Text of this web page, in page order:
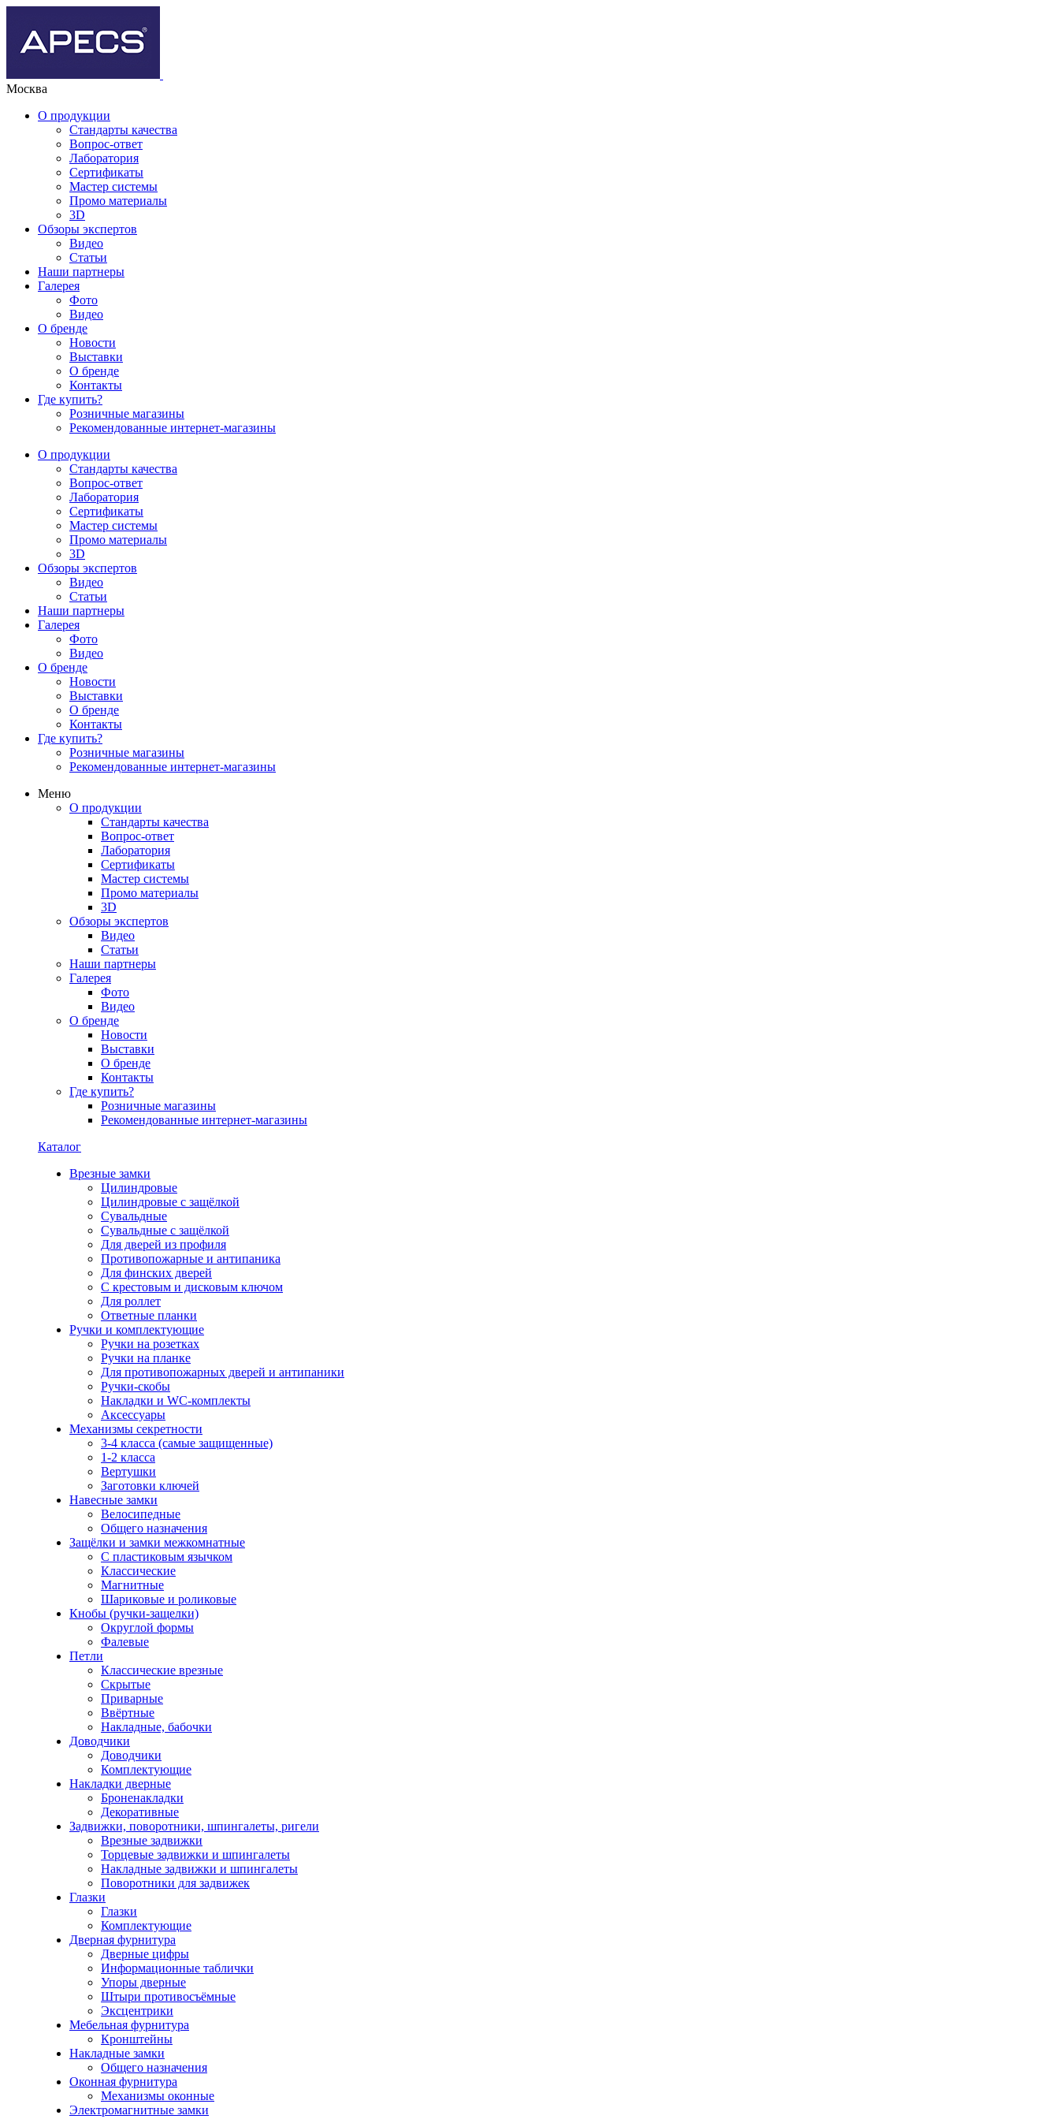
Москва
О продукции
Стандарты качества
Вопрос-ответ
Лаборатория
Сертификаты
Мастер системы
Промо материалы
3D
Обзоры экспертов
Видео
Статьи
Наши партнеры
Галерея
Фото
Видео
О бренде
Новости
Выставки
О бренде
Контакты
Где купить?
Розничные магазины
Рекомендованные интернет-магазины
О продукции
Стандарты качества
Вопрос-ответ
Лаборатория
Сертификаты
Мастер системы
Промо материалы
3D
Обзоры экспертов
Видео
Статьи
Наши партнеры
Галерея
Фото
Видео
О бренде
Новости
Выставки
О бренде
Контакты
Где купить?
Розничные магазины
Рекомендованные интернет-магазины
Меню
О продукции
Стандарты качества
Вопрос-ответ
Лаборатория
Сертификаты
Мастер системы
Промо материалы
3D
Обзоры экспертов
Видео
Статьи
Наши партнеры
Галерея
Фото
Видео
О бренде
Новости
Выставки
О бренде
Контакты
Где купить?
Розничные магазины
Рекомендованные интернет-магазины
Каталог
Врезные замки
Цилиндровые
Цилиндровые с защёлкой
Сувальдные
Сувальдные с защёлкой
Для дверей из профиля
Противопожарные и антипаника
Для финских дверей
С крестовым и дисковым ключом
Для роллет
Ответные планки
Ручки и комплектующие
Ручки на розетках
Ручки на планке
Для противопожарных дверей и антипаники
Ручки-скобы
Накладки и WC-комплекты
Аксессуары
Механизмы секретности
3-4 класса (самые защищенные)
1-2 класса
Вертушки
Заготовки ключей
Навесные замки
Велосипедные
Общего назначения
Защёлки и замки межкомнатные
С пластиковым язычком
Классические
Магнитные
Шариковые и роликовые
Кнобы (ручки-защелки)
Округлой формы
Фалевые
Петли
Классические врезные
Скрытые
Приварные
Ввёртные
Накладные, бабочки
Доводчики
Доводчики
Комплектующие
Накладки дверные
Броненакладки
Декоративные
Задвижки, поворотники, шпингалеты, ригели
Врезные задвижки
Торцевые задвижки и шпингалеты
Накладные задвижки и шпингалеты
Поворотники для задвижек
Глазки
Глазки
Комплектующие
Дверная фурнитура
Дверные цифры
Информационные таблички
Упоры дверные
Штыри противосъёмные
Эксцентрики
Мебельная фурнитура
Кронштейны
Накладные замки
Общего назначения
Оконная фурнитура
Механизмы оконные
Электромагнитные замки